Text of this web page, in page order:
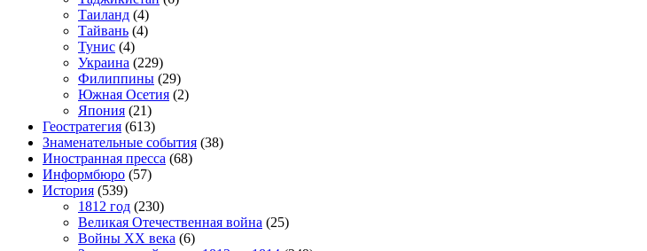
Таиланд (4)
Тайвань (4)
Тунис (4)
Украина (229)
Филиппины (29)
Южная Осетия (2)
Япония (21)
Геостратегия (613)
Знаменательные события (38)
Иностранная пресса (68)
Информбюро (57)
История (539)
1812 год (230)
Великая Отечественная война (25)
Войны XX века (6)